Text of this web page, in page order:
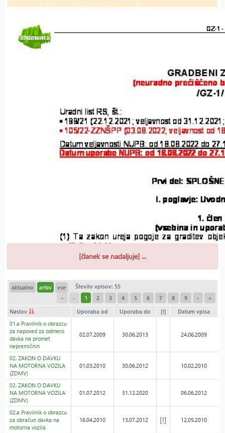
[članek se nadaljuje] ...
aktualno arhiv vse
Število vpisov: 55
«
‹ 1 2 3 4 5 6 7 8 9 › »
Naslov Uporaba od Uporaba do [!]
Datum vpisa
01.a Pravilnik o obrazcu
za napoved za odmero
davka na promet
nepremičnin
02.07.2009 30.06.2013 24.06.2009
02. ZAKON O DAVKU
NA MOTORNA VOZILA
(ZDMV)
01.03.2010 30.06.2012 10.02.2010
02. ZAKON O DAVKU
NA MOTORNA VOZILA
(ZDMV)
01.07.2012 31.12.2020 06.06.2012
02.a Pravilnik o obrazcu
za obračun davka na
motorna vozila
16.04.2010 13.07.2012 [!] 12.05.2010